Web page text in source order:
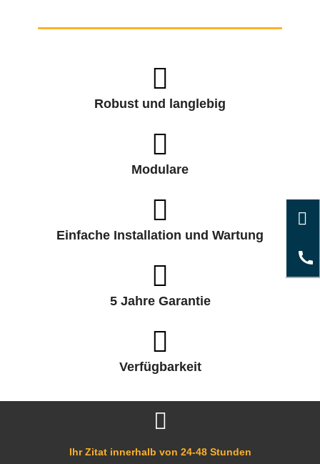
Robust und langlebig
Modulare
Einfache Installation und Wartung
5 Jahre Garantie
Verfügbarkeit
Ihr Zitat innerhalb von 24-48 Stunden